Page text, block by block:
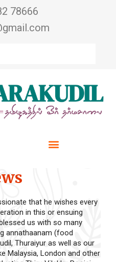
78666
that he wishes every
in this or ensuing
us with so many
annathaanam (food
Thuraiyur as well as our
Malaysia, London and other